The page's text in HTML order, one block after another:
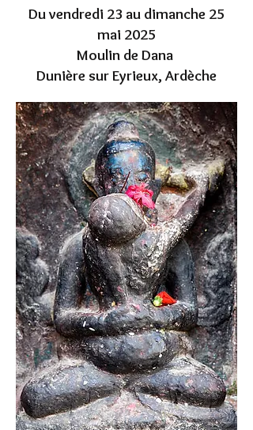
Du vendredi 23 au dimanche 25
mai 2025
Moulin de Dana
Dunière sur Eyrieux, Ardèche